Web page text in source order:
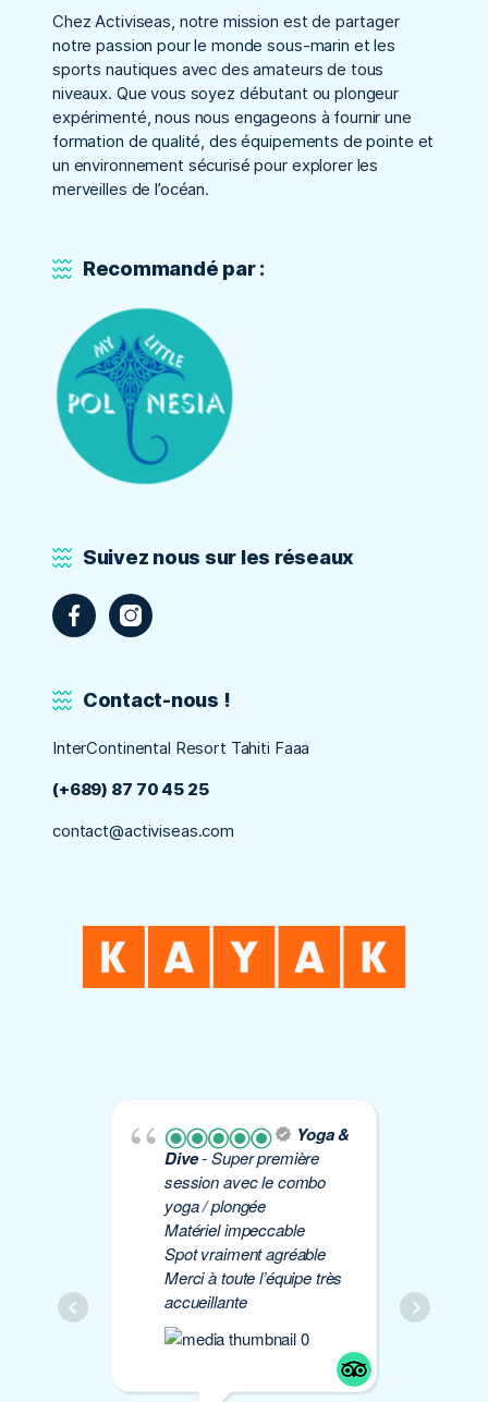
Chez Activiseas, notre mission est de partager
notre passion pour le monde sous-marin et les
sports nautiques avec des amateurs de tous
niveaux. Que vous soyez débutant ou plongeur
expérimenté, nous nous engageons à fournir une
formation de qualité, des équipements de pointe et
un environnement sécurisé pour explorer les
merveilles de l’océan.
Recommandé par :
Suivez nous sur les réseaux
Contact-nous !
InterContinental Resort Tahiti Faaa
(+689) 87 70 45 25
contact@activiseas.com
Yoga &
Dive- Super première
session avec le combo
yoga / plongée
Matériel impeccable
Spot vraiment agréable
Merci à toute l’équipe très
accueillante